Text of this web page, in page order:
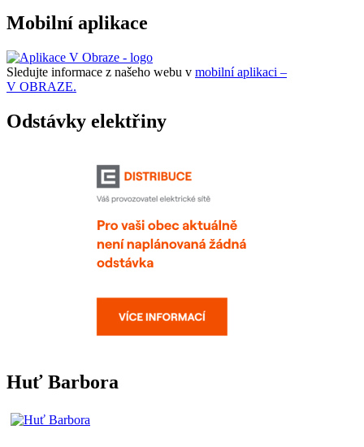
Mobilní aplikace
Sledujte informace z našeho webu v mobilní aplikaci –
V OBRAZE.
Odstávky elektřiny
Huť Barbora